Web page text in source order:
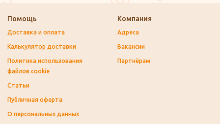
Помощь
Доставка и оплата
Калькулятор доставки
Политика использования
файлов cookie
Статьи
Публичная оферта
О персональных данных
Компания
Адреса
Вакансии
Партнёрам